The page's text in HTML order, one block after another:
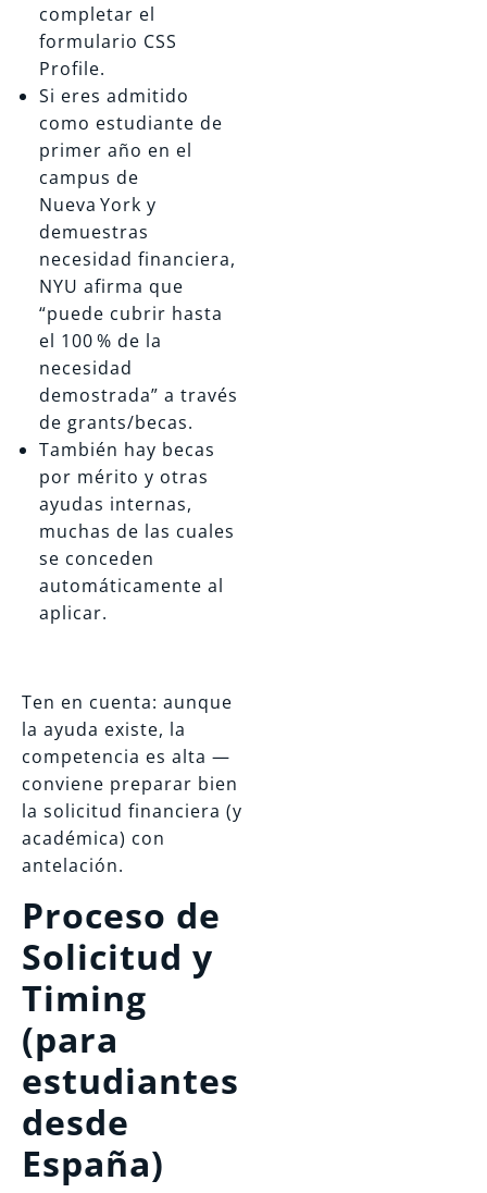
completar el
formulario CSS
Profile.
Si eres admitido
como estudiante de
primer año en el
campus de
Nueva York y
demuestras
necesidad financiera,
NYU afirma que
“puede cubrir hasta
el 100 % de la
necesidad
demostrada” a través
de grants/becas.
También hay becas
por mérito y otras
ayudas internas,
muchas de las cuales
se conceden
automáticamente al
aplicar.
Ten en cuenta: aunque
la ayuda existe, la
competencia es alta —
conviene preparar bien
la solicitud financiera (y
académica) con
antelación.
Proceso de
Solicitud y
Timing
(para
estudiantes
desde
España)